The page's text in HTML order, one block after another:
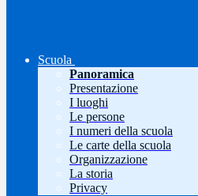
Scuola
Panoramica
Presentazione
I luoghi
Le persone
I numeri della scuola
Le carte della scuola
Organizzazione
La storia
Privacy